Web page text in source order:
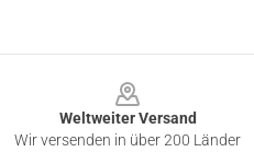
Weltweiter Versand
Wir versenden in über 200 Länder